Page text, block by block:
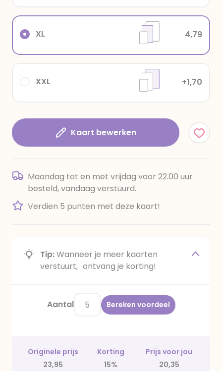
XXL +1,70
XL 4,79
Kaart bewerken
Maandag tot en met vrijdag voor 22.00 uur
besteld, vandaag verstuurd.
Verdien 5 punten met deze kaart!
Tip:Wanneer je meer kaarten
verstuurt, ontvang je korting!
Aantal Bereken voordeel
Originele prijs Korting
Prijs voor jou
23,95
15% 20,35